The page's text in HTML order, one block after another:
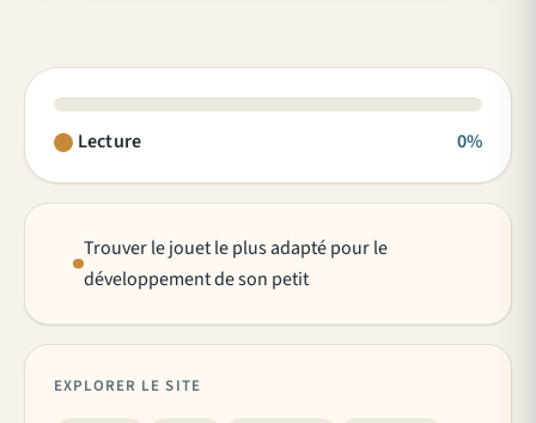
Lecture 0%
Trouver le jouet le plus adapté pour le
développement de son petit
EXPLORER LE SITE